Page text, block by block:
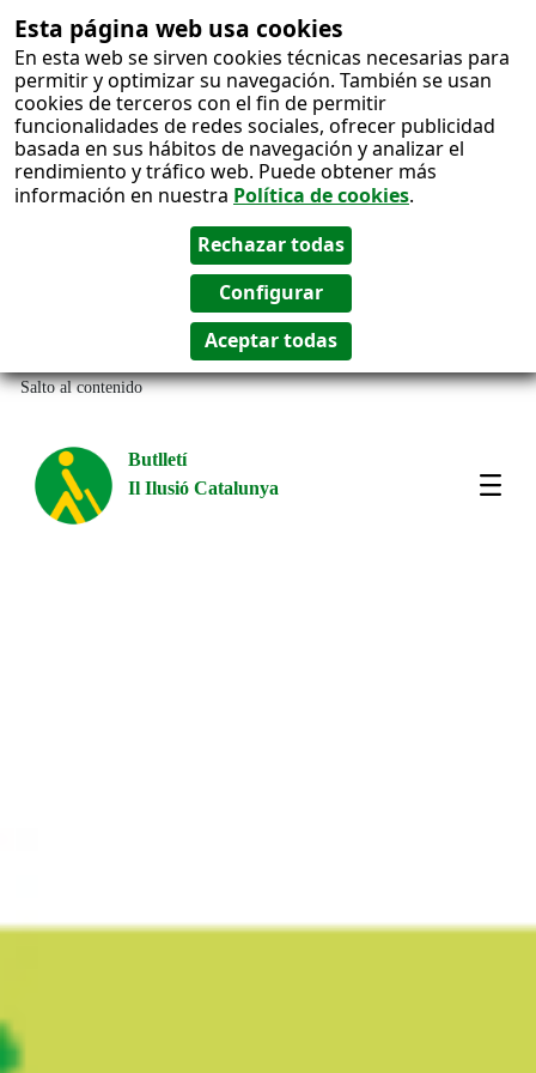
Esta página web usa cookies
En esta web se sirven cookies técnicas necesarias para
permitir y optimizar su navegación. También se usan
cookies de terceros con el fin de permitir
funcionalidades de redes sociales, ofrecer publicidad
basada en sus hábitos de navegación y analizar el
rendimiento y tráfico web. Puede obtener más
información en nuestra Política de cookies.
Salto al contenido
Butlletí
Il Ilusió Catalunya